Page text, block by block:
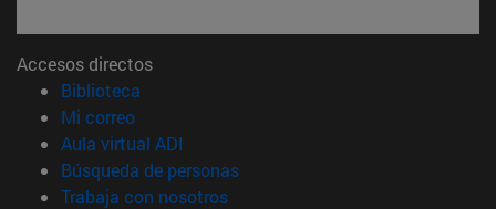
Accesos directos
Biblioteca
Mi correo(abre en nueva ventana)
Aula virtual ADI
Búsqueda de personas(abre en nueva ventana)
Trabaja con nosotros(abre en nueva ventana)